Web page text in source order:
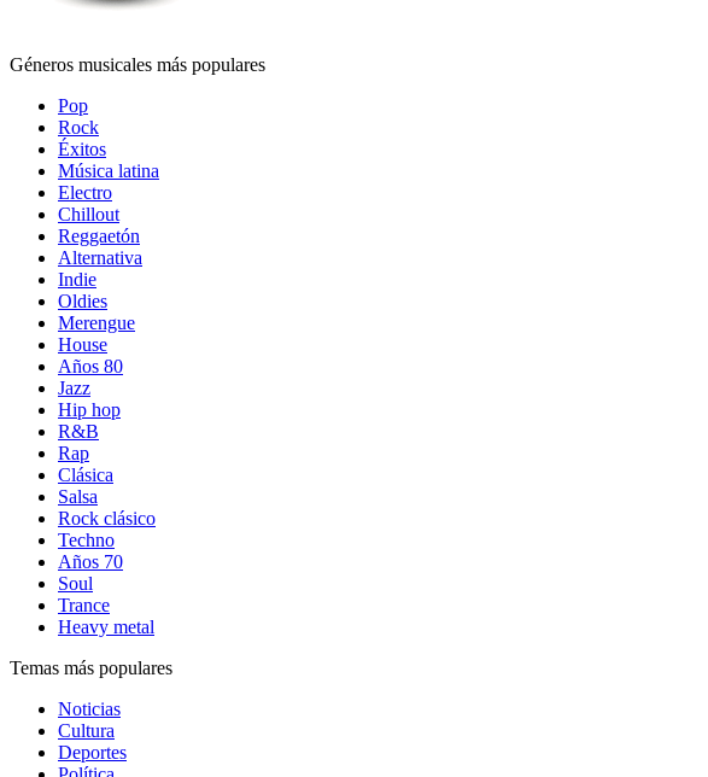
Géneros musicales más populares
Pop
Rock
Éxitos
Música latina
Electro
Chillout
Reggaetón
Alternativa
Indie
Oldies
Merengue
House
Años 80
Jazz
Hip hop
R&B
Rap
Clásica
Salsa
Rock clásico
Techno
Años 70
Soul
Trance
Heavy metal
Temas más populares
Noticias
Cultura
Deportes